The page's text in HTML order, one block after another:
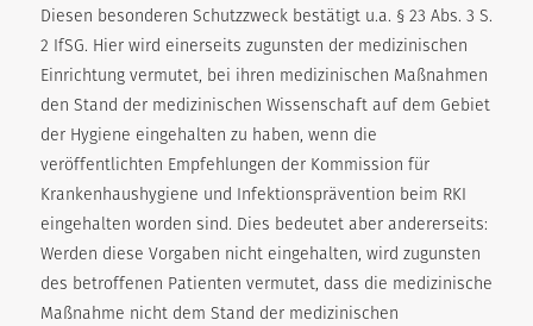
Diesen besonderen Schutzzweck bestätigt u.a. § 23 Abs. 3 S.
2 IfSG. Hier wird einerseits zugunsten der medizinischen
Einrichtung vermutet, bei ihren medizinischen Maßnahmen
den Stand der medizinischen Wissenschaft auf dem Gebiet
der Hygiene eingehalten zu haben, wenn die
veröffentlichten Empfehlungen der Kommission für
Krankenhaushygiene und Infektionsprävention beim RKI
eingehalten worden sind. Dies bedeutet aber andererseits:
Werden diese Vorgaben nicht eingehalten, wird zugunsten
des betroffenen Patienten vermutet, dass die medizinische
Maßnahme nicht dem Stand der medizinischen